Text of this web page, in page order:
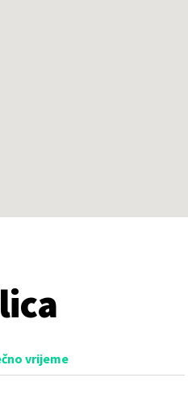
vrijeme